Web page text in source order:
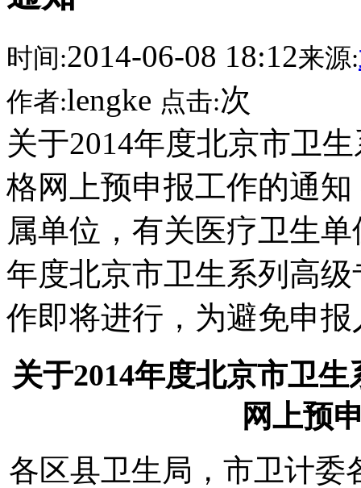
时间:2014-06-08 18:12来源:
作者:lengke 点击:次
关于2014年度北京市卫
格网上预申报工作的通
属单位，有关医疗卫生
年度北京市卫生系列高
作即将进行，为避免申
关于2014年度北京市卫
网上预
各区县卫生局，市卫计委